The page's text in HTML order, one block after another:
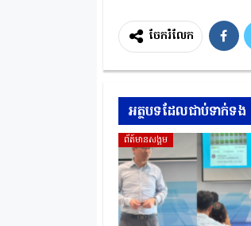
ចែករំលែក
អត្ថបទដែលជាប់ទាក់ទង
ព័ត៍មានសង្គម